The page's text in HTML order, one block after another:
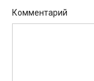
Комментарий